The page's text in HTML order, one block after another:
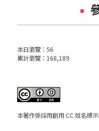
本日瀏覽： 56
累計瀏覽： 168,189
本著作係採用創用 CC 姓名標